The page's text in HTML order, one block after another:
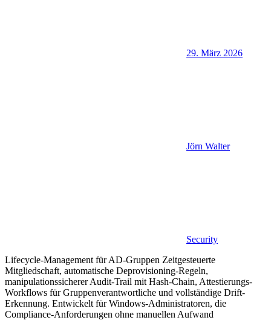
29. März 2026
Jörn Walter
Security
Lifecycle-Management für AD-Gruppen Zeitgesteuerte
Mitgliedschaft, automatische Deprovisioning-Regeln,
manipulationssicherer Audit-Trail mit Hash-Chain, Attestierungs-
Workflows für Gruppenverantwortliche und vollständige Drift-
Erkennung. Entwickelt für Windows-Administratoren, die
Compliance-Anforderungen ohne manuellen Aufwand